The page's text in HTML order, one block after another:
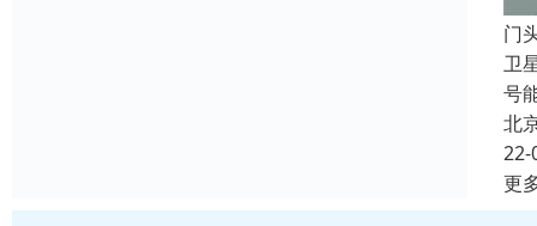
门
卫
号
北
22-
更